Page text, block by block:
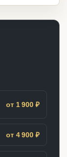
от 1 900 ₽
от 4 900 ₽